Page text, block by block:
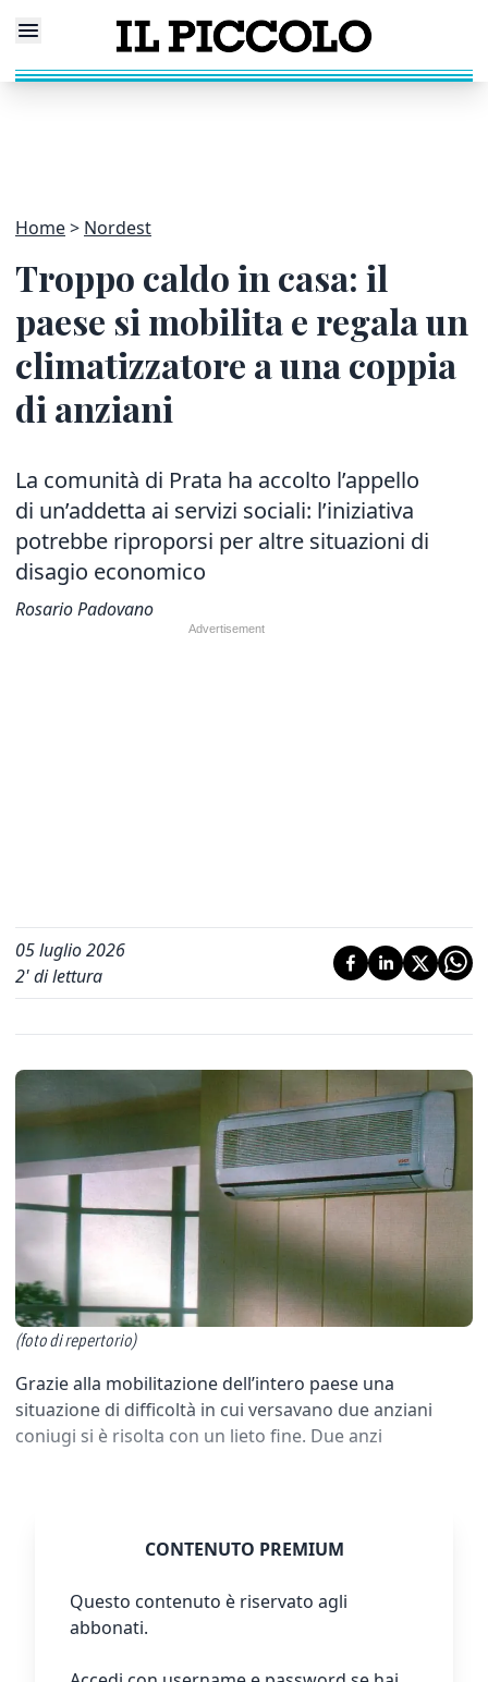
Home Nordest
Troppo caldo in casa: il
paese si mobilita e regala un
climatizzatore a una coppia
di anziani
La comunità di Prata ha accolto l’appello
di un’addetta ai servizi sociali: l’iniziativa
potrebbe riproporsi per altre situazioni di
disagio economico
Rosario Padovano
05 luglio 2026
2' di lettura
(foto di repertorio)
Grazie alla mobilitazione dell’intero paese una
situazione di difficoltà in cui versavano due anziani
coniugi si è risolta con un lieto fine. Due anzi
CONTENUTO PREMIUM
Questo contenuto è riservato agli
abbonati.